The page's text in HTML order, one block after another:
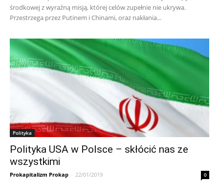
środkowej z wyraźną misją, której celów zupełnie nie ukrywa.
Przestrzega przez Putinem i Chinami, oraz nakłania...
Polityka
Polityka USA w Polsce – skłócić nas ze
wszystkimi
Prokapitalizm Prokap - 22/01/2019 0